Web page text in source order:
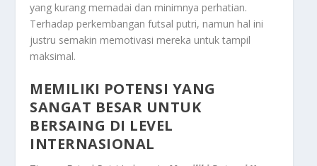
yang kurang memadai dan minimnya perhatian.
Terhadap perkembangan futsal putri, namun hal ini
justru semakin memotivasi mereka untuk tampil
maksimal.
MEMILIKI POTENSI YANG
SANGAT BESAR UNTUK
BERSAING DI LEVEL
INTERNASIONAL